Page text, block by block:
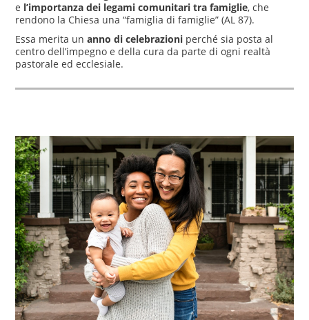
e l’importanza dei legami comunitari tra famiglie, che
rendono la Chiesa una “famiglia di famiglie” (AL 87).
Essa merita unanno di celebrazioni perché sia posta al
centro dell’impegno e della cura da parte di ogni realtà
pastorale ed ecclesiale.